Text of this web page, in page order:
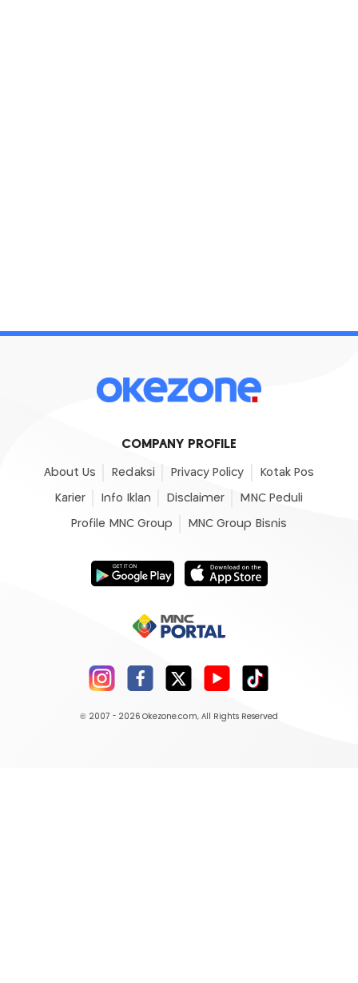
COMPANY PROFILE
About Us Redaksi Privacy Policy Kotak Pos
Karier Info Iklan Disclaimer MNC Peduli
Profile MNC Group MNC Group Bisnis
© 2007 - 2026 Okezone.com, All Rights Reserved